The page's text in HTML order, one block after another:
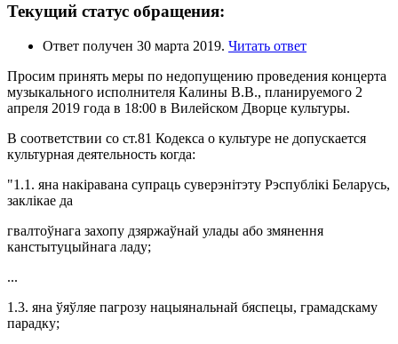
Текущий статус обращения:
Ответ получен 30 марта 2019. Читать ответ
Просим принять меры по недопущению проведения концерта
музыкального исполнителя Калины В.В., планируемого 2
апреля 2019 года в 18:00 в Вилейском Дворце культуры.
В соответствии со ст.81 Кодекса о культуре не допускается
культурная деятельность когда:
"1.1. яна накiравана супраць суверэнiтэту Рэспублiкi Беларусь,
заклiкае да
гвалтоўнага захопу дзяржаўнай улады або змянення
канстытуцыйнага ладу;
...
1.3. яна ўяўляе пагрозу нацыянальнай бяспецы, грамадскаму
парадку;